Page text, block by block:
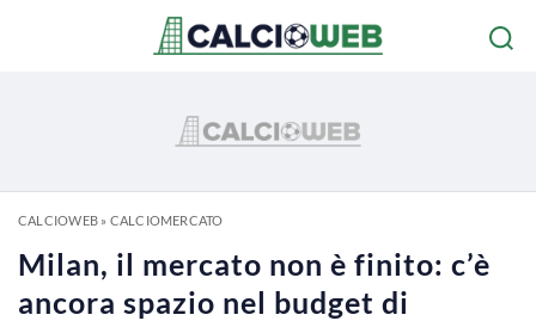
CALCIOWEB» CALCIOMERCATO
Milan, il mercato non è finito: c’è
ancora spazio nel budget di